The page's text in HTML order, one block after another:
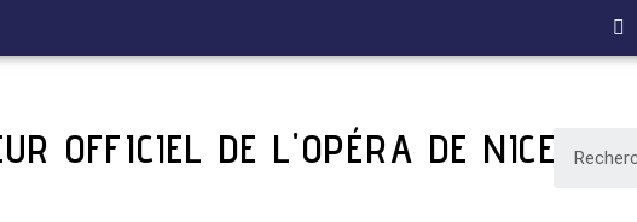
OFFICIEL DE L'OPÉRA DE NICE